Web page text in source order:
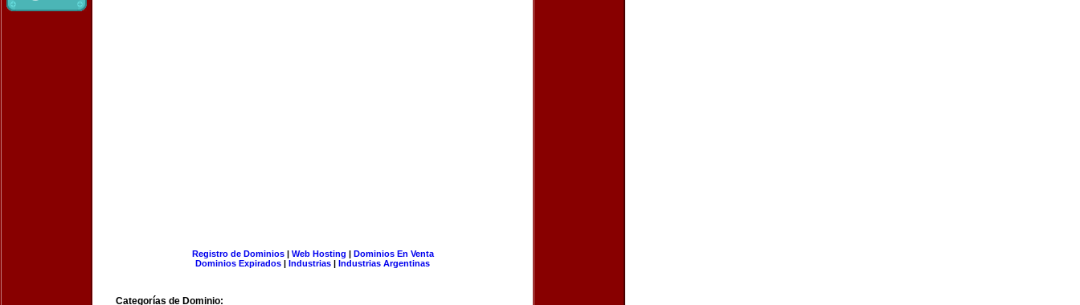
Registro de Dominios| Web Hosting | Dominios En Venta
Dominios Expirados | Industrias | Industrias Argentinas
Categorías de Dominio: